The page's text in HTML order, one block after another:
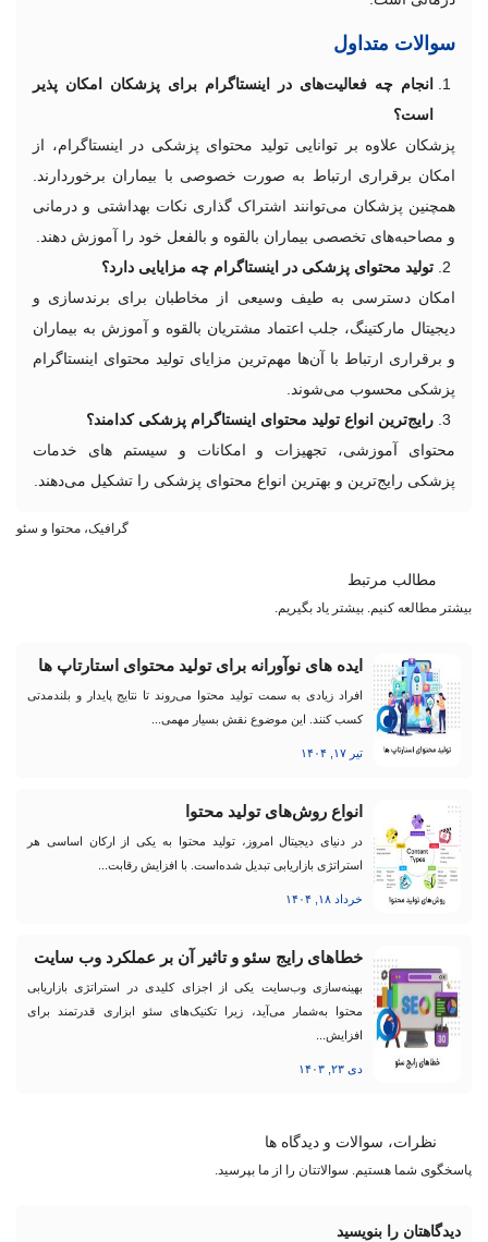
سوالات متداول
انجام چه فعالیت‌های در اینستاگرام برای پزشکان امکان پذیر
است؟
پزشکان علاوه بر توانایی تولید محتوای پزشکی در اینستاگرام، از
امکان برقراری ارتباط به صورت خصوصی با بیماران برخوردارند.
همچنین پزشکان می‌توانند اشتراک گذاری نکات بهداشتی و درمانی
و مصاحبه‌های تخصصی بیماران بالقوه و بالفعل خود را آموزش دهند.
تولید محتوای پزشکی در اینستاگرام چه مزایایی دارد؟
امکان دسترسی به طیف وسیعی از مخاطبان برای برندسازی و
دیجیتال مارکتینگ، جلب اعتماد مشتریان بالقوه و آموزش به بیماران
و برقراری ارتباط با آن‌ها مهم‌ترین مزایای تولید محتوای اینستاگرام
پزشکی محسوب می‌شوند.
رایج‌ترین انواع تولید محتوای اینستاگرام پزشکی کدامند؟
محتوای آموزشی، تجهیزات و امکانات و سیستم های خدمات
پزشکی رایج‌ترین و بهترین انواع محتوای پزشکی را تشکیل می‌دهند.
گرافیک، محتوا و سئو
مطالب مرتبط
بیشتر مطالعه کنیم. بیشتر یاد بگیریم.
ایده ‌های نوآورانه برای تولید محتوای استارتاپ ها
افراد زیادی به سمت تولید محتوا می‌روند تا نتایج پایدار و بلندمدتی
کسب کنند. این موضوع نقش بسیار مهمی...
تیر ۱۷, ۱۴۰۴
انواع روش‌های تولید محتوا
در دنیای دیجیتال امروز، تولید محتوا به یکی از ارکان اساسی هر
استراتژی بازاریابی تبدیل شده‌است. با افزایش رقابت...
خرداد ۱۸, ۱۴۰۴
خطاهای رایج سئو و تاثیر آن بر عملکرد وب سایت
بهینه‌سازی وب‌سایت یکی از اجزای کلیدی در استراتژی بازاریابی
محتوا به‌شمار می‌آید، زیرا تکنیک‌های سئو ابزاری قدرتمند برای
افزایش...
دی ۲۳, ۱۴۰۳
نظرات، سوالات و دیدگاه ها
پاسخگوی شما هستیم. سوالاتتان را از ما بپرسید.
دیدگاهتان را بنویسید